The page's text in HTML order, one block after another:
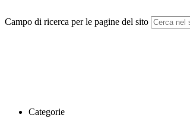
Campo di ricerca per le pagine del sito
Categorie